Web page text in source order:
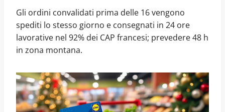
Gli ordini convalidati prima delle 16 vengono
spediti lo stesso giorno e consegnati in 24 ore
lavorative nel 92% dei CAP francesi; prevedere 48 h
in zona montana.